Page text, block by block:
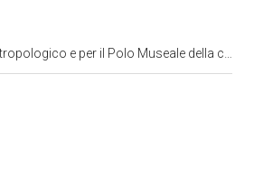
e per il Polo Museale della citta' di Roma